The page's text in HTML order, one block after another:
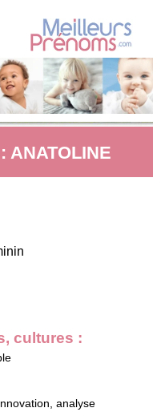
ANATOLINE
cultures :
analyse